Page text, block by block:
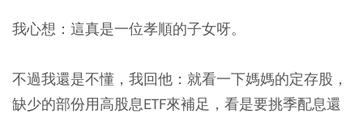
我心想：這真是一位孝順的子女呀。
不過我還是不懂，我回他：就看一下媽媽的定存股，
缺少的部份用高股息ETF來補足，看是要挑季配息還